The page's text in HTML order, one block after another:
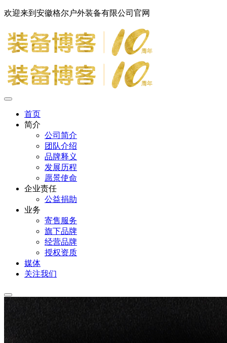
欢迎来到安徽格尔户外装备有限公司官网
首页
简介
公司简介
团队介绍
品牌释义
发展历程
愿景使命
企业责任
公益捐助
业务
寄售服务
旗下品牌
经营品牌
授权资质
媒体
关注我们